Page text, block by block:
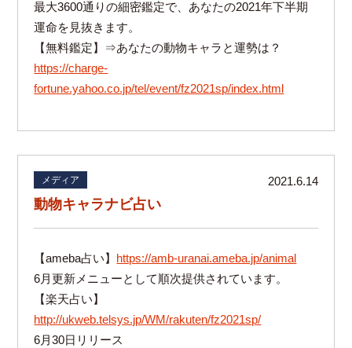
最大3600通りの細密鑑定で、あなたの2021年下半期
運命を見抜きます。
【無料鑑定】⇒あなたの動物キャラと運勢は？
https://charge-
fortune.yahoo.co.jp/tel/event/fz2021sp/index.html
メディア 2021.6.14
動物キャラナビ占い
【ameba占い】 https://amb-uranai.ameba.jp/animal
6月更新メニューとして順次提供されています。
【楽天占い】
http://ukweb.telsys.jp/WM/rakuten/fz2021sp/
6月30日リリース